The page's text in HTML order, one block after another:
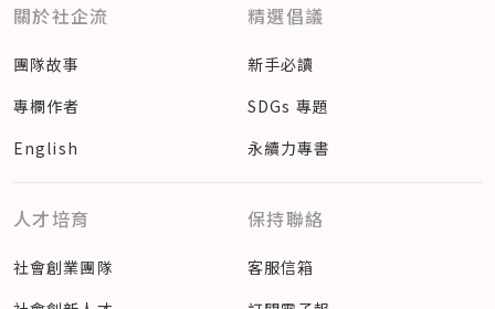
關於社企流
團隊故事
專欄作者
English
精選倡議
新手必讀
SDGs 專題
永續力專書
人才培育
社會創業團隊
保持聯絡
客服信箱